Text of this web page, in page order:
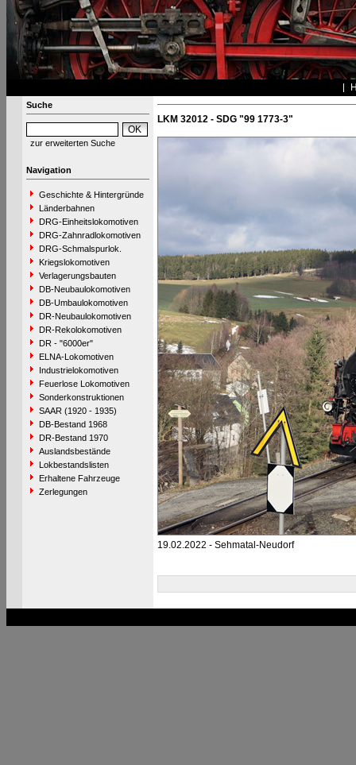
Suche
zur erweiterten Suche
Navigation
Geschichte & Hintergründe
Länderbahnen
DRG-Einheitslokomotiven
DRG-Zahnradlokomotiven
DRG-Schmalspurlok.
Kriegslokomotiven
Verlagerungsbauten
DB-Neubaulokomotiven
DB-Umbaulokomotiven
DR-Neubaulokomotiven
DR-Rekolokomotiven
DR - "6000er"
ELNA-Lokomotiven
Industrielokomotiven
Feuerlose Lokomotiven
Sonderkonstruktionen
SAAR (1920 - 1935)
DB-Bestand 1968
DR-Bestand 1970
Auslandsbestände
Lokbestandslisten
Erhaltene Fahrzeuge
Zerlegungen
LKM 32012 - SDG "99 1773-3"
19.02.2022 - Sehmatal-Neudorf